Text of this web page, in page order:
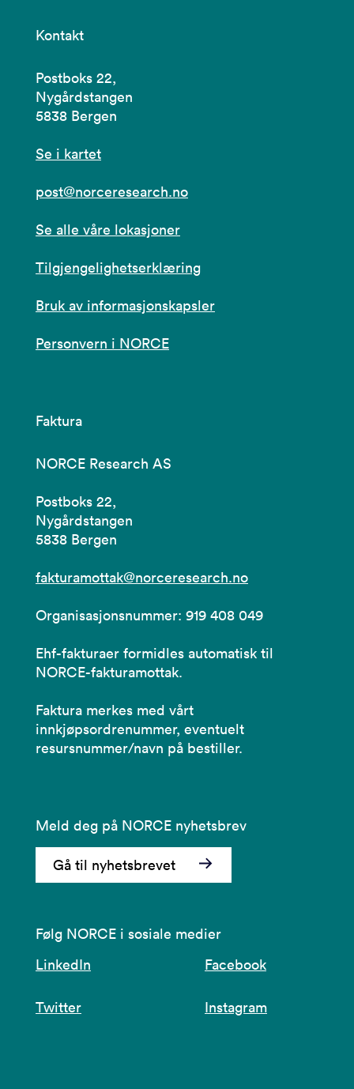
Kontakt
Postboks 22,
Nygårdstangen
5838 Bergen
Se i kartet
post@norceresearch.no
Se alle våre lokasjoner
Tilgjengelighetserklæring
Bruk av informasjonskapsler
Personvern i NORCE
Faktura
NORCE Research AS
Postboks 22,
Nygårdstangen
5838 Bergen
fakturamottak@norceresearch.no
Organisasjonsnummer: 919 408 049
Ehf-fakturaer formidles automatisk til
NORCE-fakturamottak.
Faktura merkes med vårt
innkjøpsordrenummer, eventuelt
resursnummer/navn på bestiller.
Meld deg på NORCE nyhetsbrev
Gå til nyhetsbrevet
Følg NORCE i sosiale medier
LinkedIn
Facebook
Twitter Instagram